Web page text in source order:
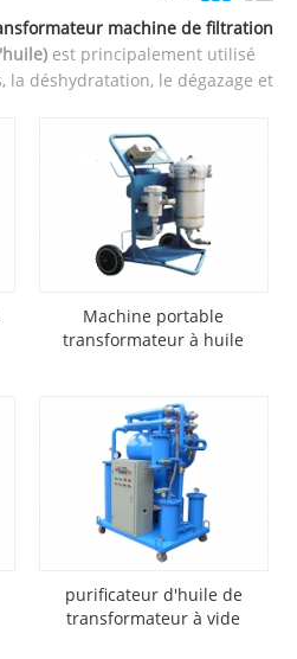
machine de filtration
est principalement utilisé
la déshydratation, le dégazage et
Machine portable
transformateur à huile
purificateur d'huile de
transformateur à vide